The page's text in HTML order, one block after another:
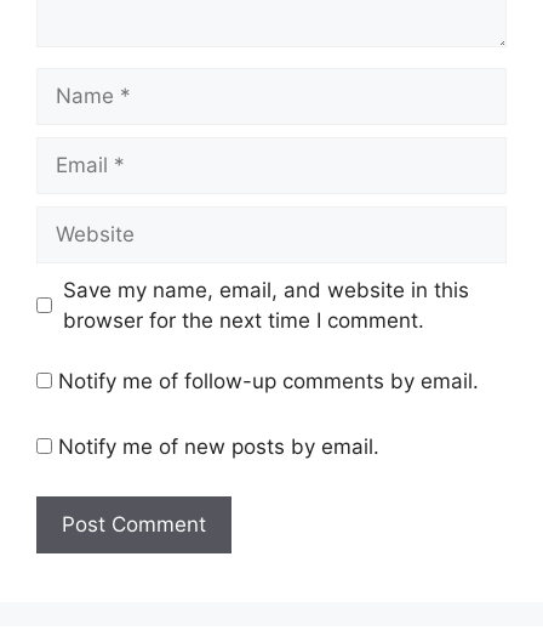
Save my name, email, and website in this
browser for the next time I comment.
Notify me of follow-up comments by email.
Notify me of new posts by email.